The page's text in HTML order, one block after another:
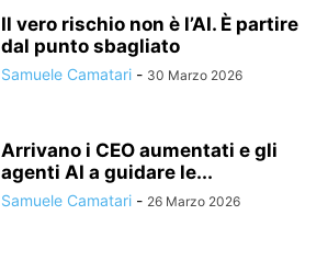
Il vero rischio non è l’AI. È partire
dal punto sbagliato
Samuele Camatari - 30 Marzo 2026
Arrivano i CEO aumentati e gli
agenti AI a guidare le...
Samuele Camatari - 26 Marzo 2026